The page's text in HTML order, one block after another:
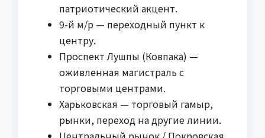
патриотический акцент.
9-й м/р — переходный пункт к
центру.
Проспект Лушпы (Ковпака) —
оживленная магистраль с
торговыми центрами.
Харьковская — торговый гамыр,
рынки, переход на другие линии.